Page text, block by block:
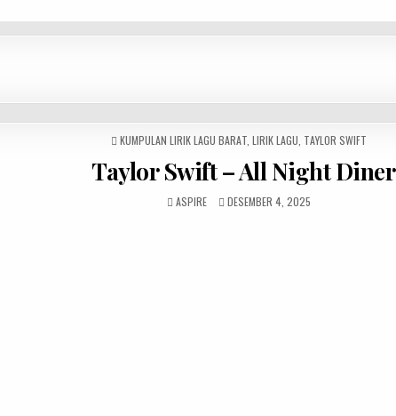
POSTED
KUMPULAN LIRIK LAGU BARAT LIRIK LAGU TAYLOR SWIFT
Taylor Swift – All Night Diner
ASPIRE DESEMBER 4, 2025